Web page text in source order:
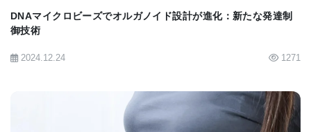
Development for Spinal Cord Injury & Stroke
DNAマイクロビーズでオルガノイド設計が進化：新たな発達制
御技術
2024.12.24 1271